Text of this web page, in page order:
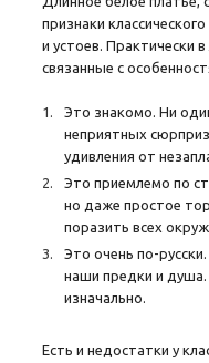
признаки
и устоев. Практически
связанные с
Это знакомо. Ни
неприятных
удивления от
Это приемлемо по
но даже простое
поразить всех
Это очень по-
наши предки и душа.
изначально.
Есть и недостатки у